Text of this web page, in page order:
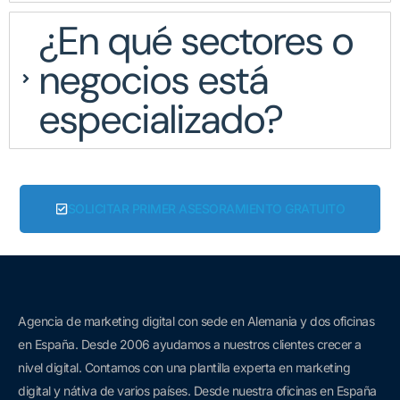
¿En qué sectores o
negocios está
especializado?
SOLICITAR PRIMER ASESORAMIENTO GRATUITO
Agencia de marketing digital con sede en Alemania y dos oficinas
en España. Desde 2006 ayudamos a nuestros clientes crecer a
nivel digital. Contamos con una plantilla experta en marketing
digital y nátiva de varios países. Desde nuestra oficinas en España